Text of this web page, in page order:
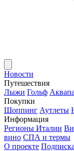
Новости
Путешествия
Лыжи Гольф
Покупки
Шоппинг Аутлеты
Информация
Регионы Италии
вино СПА и термы
О проекте